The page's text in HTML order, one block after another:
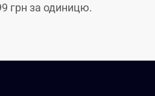
грн за одиницю.